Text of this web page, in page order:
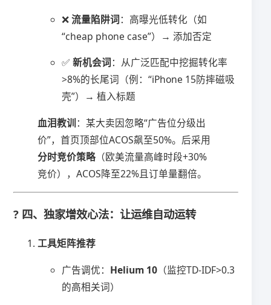
❌ ​​流量陷阱词​​：高曝光低转化（如
“cheap phone case”）→ 添加否定
✅ ​​新机会词​​：从广泛匹配中挖掘转化率
>8%的长尾词（例：“iPhone 15防摔磁吸
壳”）→ 植入标题
​血泪教训​ ​：某大卖因忽略“广告位分级出
价”，首页顶部位ACOS飙至50%。后采用​
分时竞价策略​ ​（欧美流量高峰时段+30%
竞价），ACOS降至22%且订单量翻倍。
? 四、独家增效心法：让运维自动运转
​工具矩阵推荐​
广告调优：​ ​Helium 10​ ​（监控TD-IDF>0.3
的高相关词）